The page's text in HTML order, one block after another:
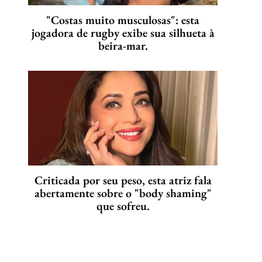
"Costas muito musculosas": esta
jogadora de rugby exibe sua silhueta à
beira-mar.
Criticada por seu peso, esta atriz fala
abertamente sobre o "body shaming"
que sofreu.